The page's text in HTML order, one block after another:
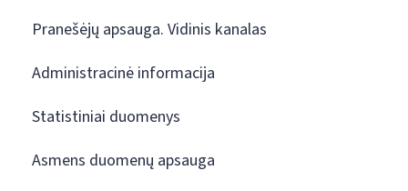
Pranešėjų apsauga. Vidinis kanalas
Administracinė informacija
Statistiniai duomenys
Asmens duomenų apsauga